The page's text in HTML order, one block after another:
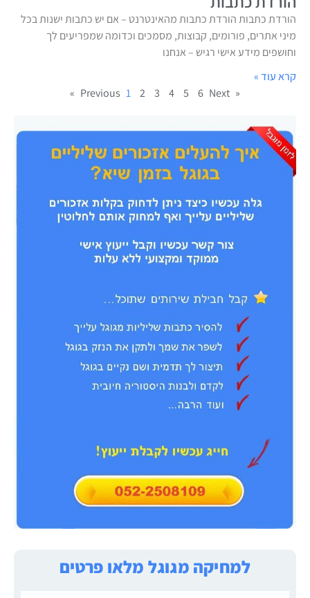
הורדת כתבות הורדת כתבות מהאינטרנט – אם יש כתבות ישנות בכל
מיני אתרים, פורומים, קבוצות, מסמכים וכדומה שמפריעים לך
וחושפים מידע אישי רגיש – אנחנו
קרא עוד »
« Previous
1 2 3 4 5 6 Next »
למחיקה מגוגל מלאו פרטים